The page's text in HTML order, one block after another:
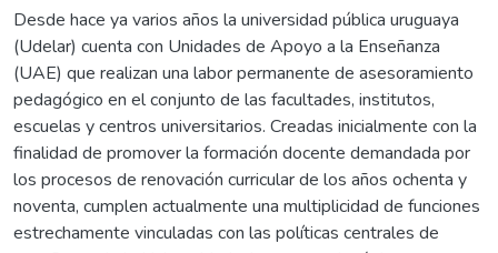
Desde hace ya varios años la universidad pública uruguaya
(Udelar) cuenta con Unidades de Apoyo a la Enseñanza
(UAE) que realizan una labor permanente de asesoramiento
pedagógico en el conjunto de las facultades, institutos,
escuelas y centros universitarios. Creadas inicialmente con la
finalidad de promover la formación docente demandada por
los procesos de renovación curricular de los años ochenta y
noventa, cumplen actualmente una multiplicidad de funciones
estrechamente vinculadas con las políticas centrales de